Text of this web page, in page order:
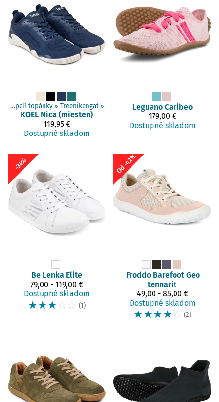
Dospelí topánky ‪» Treenikengät ‪»
KOEL Nica (miesten)
119,95 €
Dostupné skladom
Leguano Caribeo
179,00 €
Dostupné skladom
-34%
Be Lenka Elite
79,00 - 119,00 €
Dostupné skladom
☆☆☆☆ ☆ (1)
Od -42%
Froddo Barefoot Geo
tennarit
49,00 - 85,00 €
Dostupné skladom
☆☆☆☆☆ (2)